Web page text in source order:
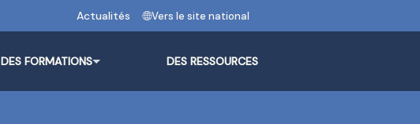
Actualités Vers le site national
DES FORMATIONS DES RESSOURCES